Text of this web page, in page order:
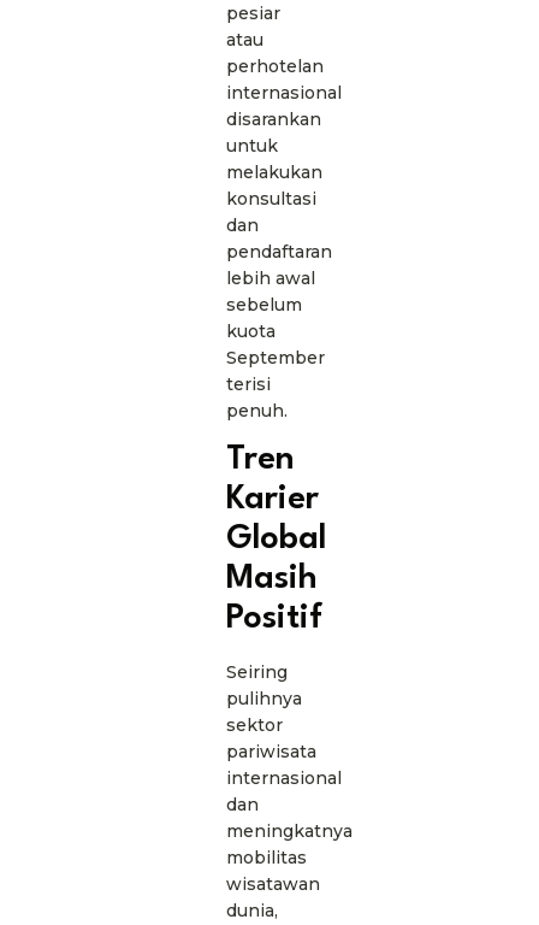
pesiar
atau
perhotelan
internasional
disarankan
untuk
melakukan
konsultasi
dan
pendaftaran
lebih awal
sebelum
kuota
September
terisi
penuh.
Tren
Karier
Global
Masih
Positif
Seiring
pulihnya
sektor
pariwisata
internasional
dan
meningkatnya
mobilitas
wisatawan
dunia,